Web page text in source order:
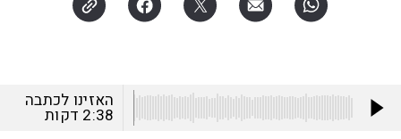
האזינו לכתבה
2:38 דקות